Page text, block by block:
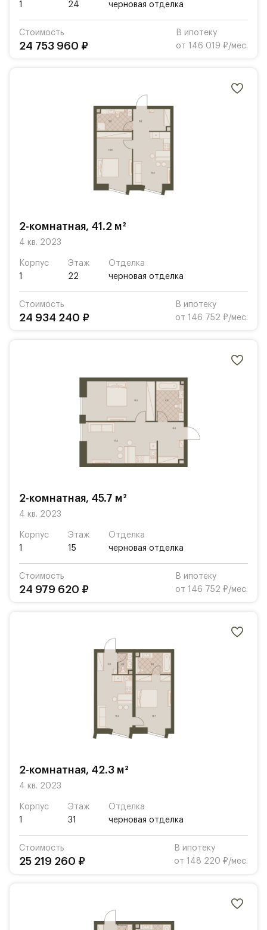
1
24
черновая отделка
Стоимость
24 753 960 ₽
В ипотеку
от 146 019 ₽/мес.
2-комнатная, 41.2 м²
4 кв. 2023
Корпус
1
Этаж
22
Отделка
черновая отделка
Стоимость
24 934 240 ₽
В ипотеку
от 146 752 ₽/мес.
2-комнатная, 45.7 м²
4 кв. 2023
Корпус
1
Этаж
15
Отделка
черновая отделка
Стоимость
24 979 620 ₽
В ипотеку
от 146 752 ₽/мес.
2-комнатная, 42.3 м²
4 кв. 2023
Корпус
1
Этаж
31
Отделка
черновая отделка
Стоимость
25 219 260 ₽
В ипотеку
от 148 220 ₽/мес.